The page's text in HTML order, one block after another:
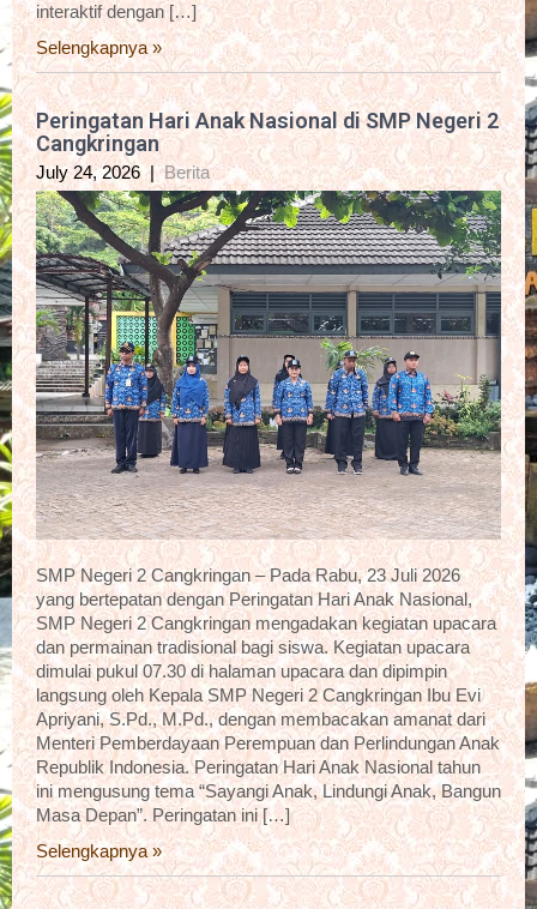
interaktif dengan […]
Selengkapnya »
Peringatan Hari Anak Nasional di SMP Negeri 2
Cangkringan
July 24, 2026 |Berita
SMP Negeri 2 Cangkringan – Pada Rabu, 23 Juli 2026
yang bertepatan dengan Peringatan Hari Anak Nasional,
SMP Negeri 2 Cangkringan mengadakan kegiatan upacara
dan permainan tradisional bagi siswa. Kegiatan upacara
dimulai pukul 07.30 di halaman upacara dan dipimpin
langsung oleh Kepala SMP Negeri 2 Cangkringan Ibu Evi
Apriyani, S.Pd., M.Pd., dengan membacakan amanat dari
Menteri Pemberdayaan Perempuan dan Perlindungan Anak
Republik Indonesia. Peringatan Hari Anak Nasional tahun
ini mengusung tema “Sayangi Anak, Lindungi Anak, Bangun
Masa Depan”. Peringatan ini […]
Selengkapnya »